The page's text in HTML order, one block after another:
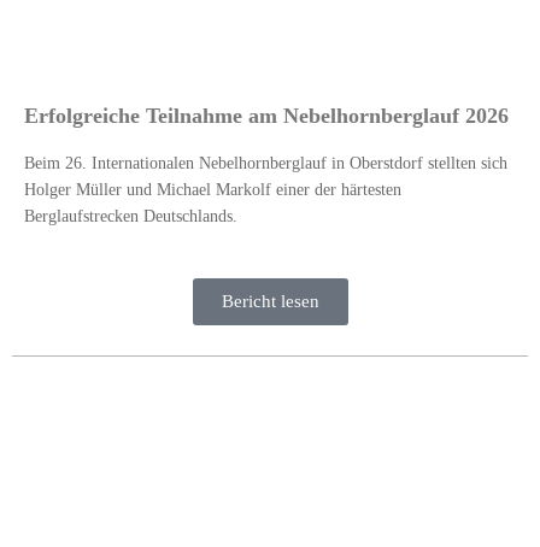
Erfolgreiche Teilnahme am Nebelhornberglauf 2026
Beim 26. Internationalen Nebelhornberglauf in Oberstdorf stellten sich
Holger Müller und Michael Markolf einer der härtesten
Berglaufstrecken Deutschlands.
Bericht lesen